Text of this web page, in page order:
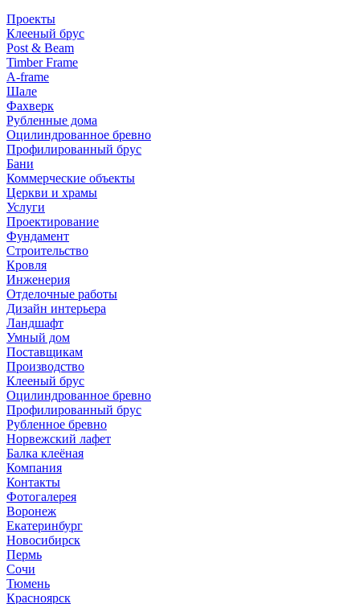
Проекты
Клееный брус
Post & Beam
Timber Frame
A-frame
Шале
Фахверк
Рубленные дома
Оцилиндрованное бревно
Профилированный брус
Бани
Коммерческие объекты
Церкви и храмы
Услуги
Проектирование
Фундамент
Строительство
Кровля
Инженерия
Отделочные работы
Дизайн интерьера
Ландшафт
Умный дом
Поставщикам
Производство
Клееный брус
Оцилиндрованное бревно
Профилированный брус
Рубленное бревно
Норвежский лафет
Балка клеёная
Компания
Контакты
Фотогалерея
Воронеж
Екатеринбург
Новосибирск
Пермь
Сочи
Тюмень
Красноярск